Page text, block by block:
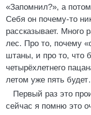
«Запомнил?», а
Себя он почему-то
рассказывает. Много
лес. Про то, почему
штаны, и про то, что
четырёхлетнего
летом уже пять
Первый раз это
сейчас я помню это